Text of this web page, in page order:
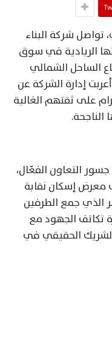
تواصل شركة البناء
الريادية في سوق
الساحل الشمالي
إدارة الشركة عن
على ثقتهم الغالية
الناجحة.
التعاون الفعّال،
معرض إسكان نقابة
الذي جمع الطرفين
تكاتف الجهود مع
الشريك الحقيقي في